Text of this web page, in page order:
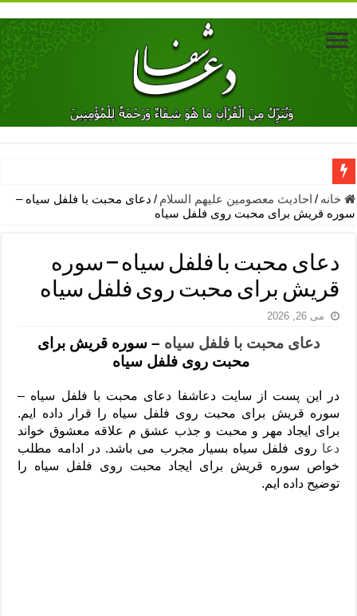
دعای جلب محبت فوری معشوق – دعای جلب محبت شوهر
دعای مشکل گشا برای رفع فقر – ذکرهای روزی‌ بخش
معجزات دعای یا من اظهر الجمیل – دعای یا من اظهر الجمیل برای
مهم ترین اذکار الهی و فضیلت آن ها – ذکر مخصوص مستجاب الدعوه
دعا برای ترس بچه ها در خواب – دعای ترس و بی خوابی کودکان
نماز حاجت برای کار گشایی- دعای رفع مشکلات و طلب حاجت
دعای رفع فقر و طلب رزق و روزی – آیه‌ جلب ثروت و برکت مال
لا حول ولا قوة الا بالله برای چشم زخم – دعای چشم زخم ماشاالله
دعای قوی رفع ترس – دعای مجرب برای آرامش قلب و رفع اضطراب
دعا برای پولدار شدن در یک روز – دعای ثروت حضرت سلیمان
خانه / احادیث معصومین علیهم السلام / دعای محبت با فلفل سیاه –
سوره قریش برای محبت روی فلفل سیاه
دعای محبت با فلفل سیاه – سوره
قریش برای محبت روی فلفل سیاه
می 26, 2026
دعای محبت با فلفل سیاه – سوره قریش برای
محبت روی فلفل سیاه
در این پست از سایت دعاشفا دعای محبت با فلفل سیاه –
سوره قریش برای محبت روی فلفل سیاه را قرار داده ایم.
برای ایجاد مهر و محبت و جذب عشق م علاقه معشوق خواند
دعا روی فلفل سیاه بسیار مجرب می باشد. در ادامه مطلب
خواص سوره قریش برای ایجاد محبت روی فلفل سیاه را
توضیح داده ایم.